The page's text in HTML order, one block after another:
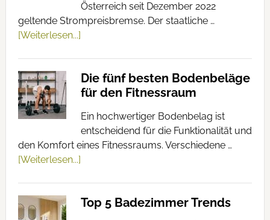
Österreich seit Dezember 2022
geltende Strompreisbremse. Der staatliche …
[Weiterlesen...]
Die fünf besten Bodenbeläge
für den Fitnessraum
Ein hochwertiger Bodenbelag ist
entscheidend für die Funktionalität und
den Komfort eines Fitnessraums. Verschiedene …
[Weiterlesen...]
Top 5 Badezimmer Trends